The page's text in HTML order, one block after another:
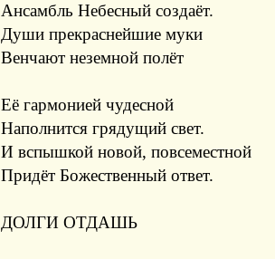
Ансамбль Небесный создаёт.
Души прекраснейшие муки
Венчают неземной полёт
Её гармонией чудесной
Наполнится грядущий свет.
И вспышкой новой, повсеместной
Придёт Божественный ответ.
ДОЛГИ ОТДАШЬ